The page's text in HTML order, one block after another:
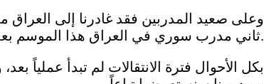
وعلى صعيد المدربين فقد غادرنا إلى
ثاني مدرب سوري في العراق هذا الموسم بعد أيمن الحكيم.
بكل الأحوال فترة الانتقالات لم تبدأ عملياً